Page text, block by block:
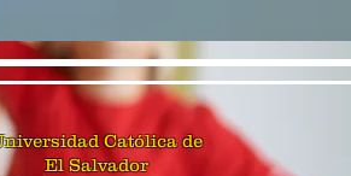
Católica de
El Salvador